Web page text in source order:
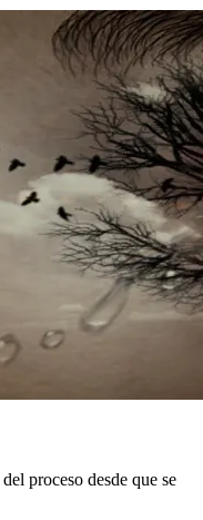
proceso desde que se